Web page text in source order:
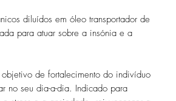
diluídos em óleo transportador de
para atuar sobre a insónia e a
de fortalecimento do indivíduo
no seu dia-a-dia. Indicado para